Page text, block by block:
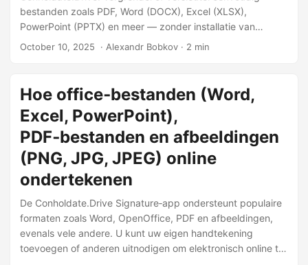
bestanden zoals PDF, Word (DOCX), Excel (XLSX),
PowerPoint (PPTX) en meer — zonder installatie van
software.
October 10, 2025 ‎ · Alexandr Bobkov · 2 min
Hoe office‑bestanden (Word,
Excel, PowerPoint),
PDF‑bestanden en afbeeldingen
(PNG, JPG, JPEG) online
ondertekenen
De Conholdate.Drive Signature‑app ondersteunt populaire
formaten zoals Word, OpenOffice, PDF en afbeeldingen,
evenals vele andere. U kunt uw eigen handtekening
toevoegen of anderen uitnodigen om elektronisch online te